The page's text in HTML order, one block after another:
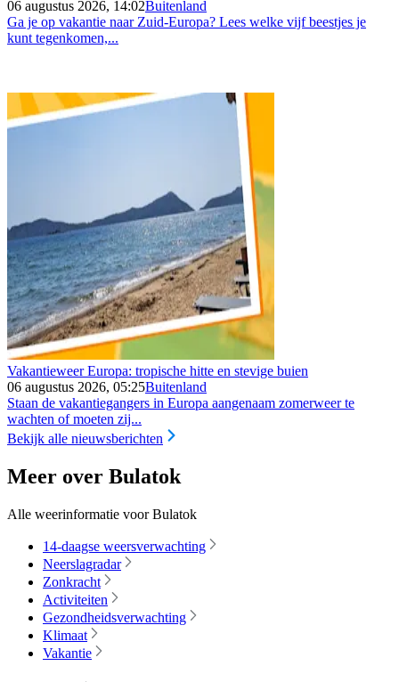
06 augustus 2026, 14:02Buitenland
Ga je op vakantie naar Zuid-Europa? Lees welke vijf beestjes je
kunt tegenkomen,...
Vakantieweer Europa: tropische hitte en stevige buien
06 augustus 2026, 05:25Buitenland
Staan de vakantiegangers in Europa aangenaam zomerweer te
wachten of moeten zij...
Bekijk alle nieuwsberichten
Meer over Bulatok
Alle weerinformatie voor Bulatok
14-daagse weersverwachting
Neerslagradar
Zonkracht
Activiteiten
Gezondheidsverwachting
Klimaat
Vakantie